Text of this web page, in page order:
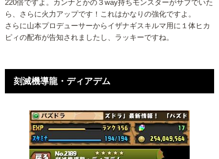
220倍ですよ。カンナとかの３way持ちモンスターがサブでいた
ら、さらに火力アップです！これはかなりの強化ですよ。
さらに山本プロデューサーからイザナギスキルマ用に１体ヒカ
ピィの配布が告知されましたし、ラッキーですね。
刻滅機導龍・ディアデム